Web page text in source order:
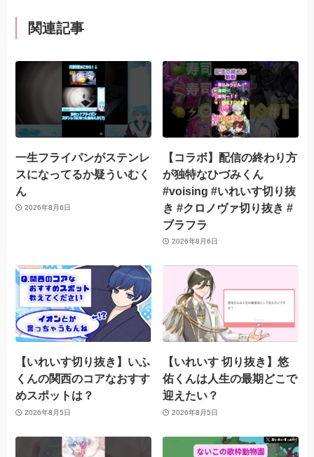
関連記事
一生フライパンがステンレ
スになってるか疑ういむく
ん
2026年8月6日
【コラボ】配信の終わり方
が独特なひづみくん
#voising #いれいす切り抜
き #クロノヴァ切り抜き #
ブラフラ
2026年8月6日
【いれいす切り抜き】いふ
くんの関西のコアなおすす
めスポットは？
2026年8月5日
【いれいす 切り抜き】悠
佑くんは人生の最期どこで
迎えたい？
2026年8月5日